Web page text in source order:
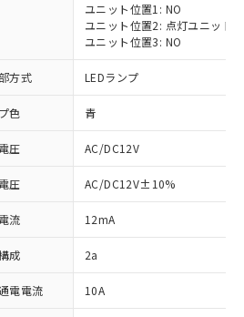
ユニット位置1: NO
ユニット位置2: 点灯ユニット
ユニット位置3: NO
方式 LEDランプ
色 青
圧 AC/DC12V
圧 AC/DC12V±10%
流 12mA
成 2a
電電流 10A
RoHS指令（10物質）の
た製品が提供可能な商品で
指令（10物質）の非含
に切り替える予定のある